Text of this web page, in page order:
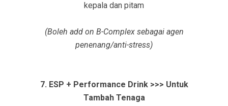
kepala dan pitam
(Boleh add on B-Complex sebagai agen
penenang/anti-stress)
7. ESP + Performance Drink >>> Untuk
Tambah Tenaga